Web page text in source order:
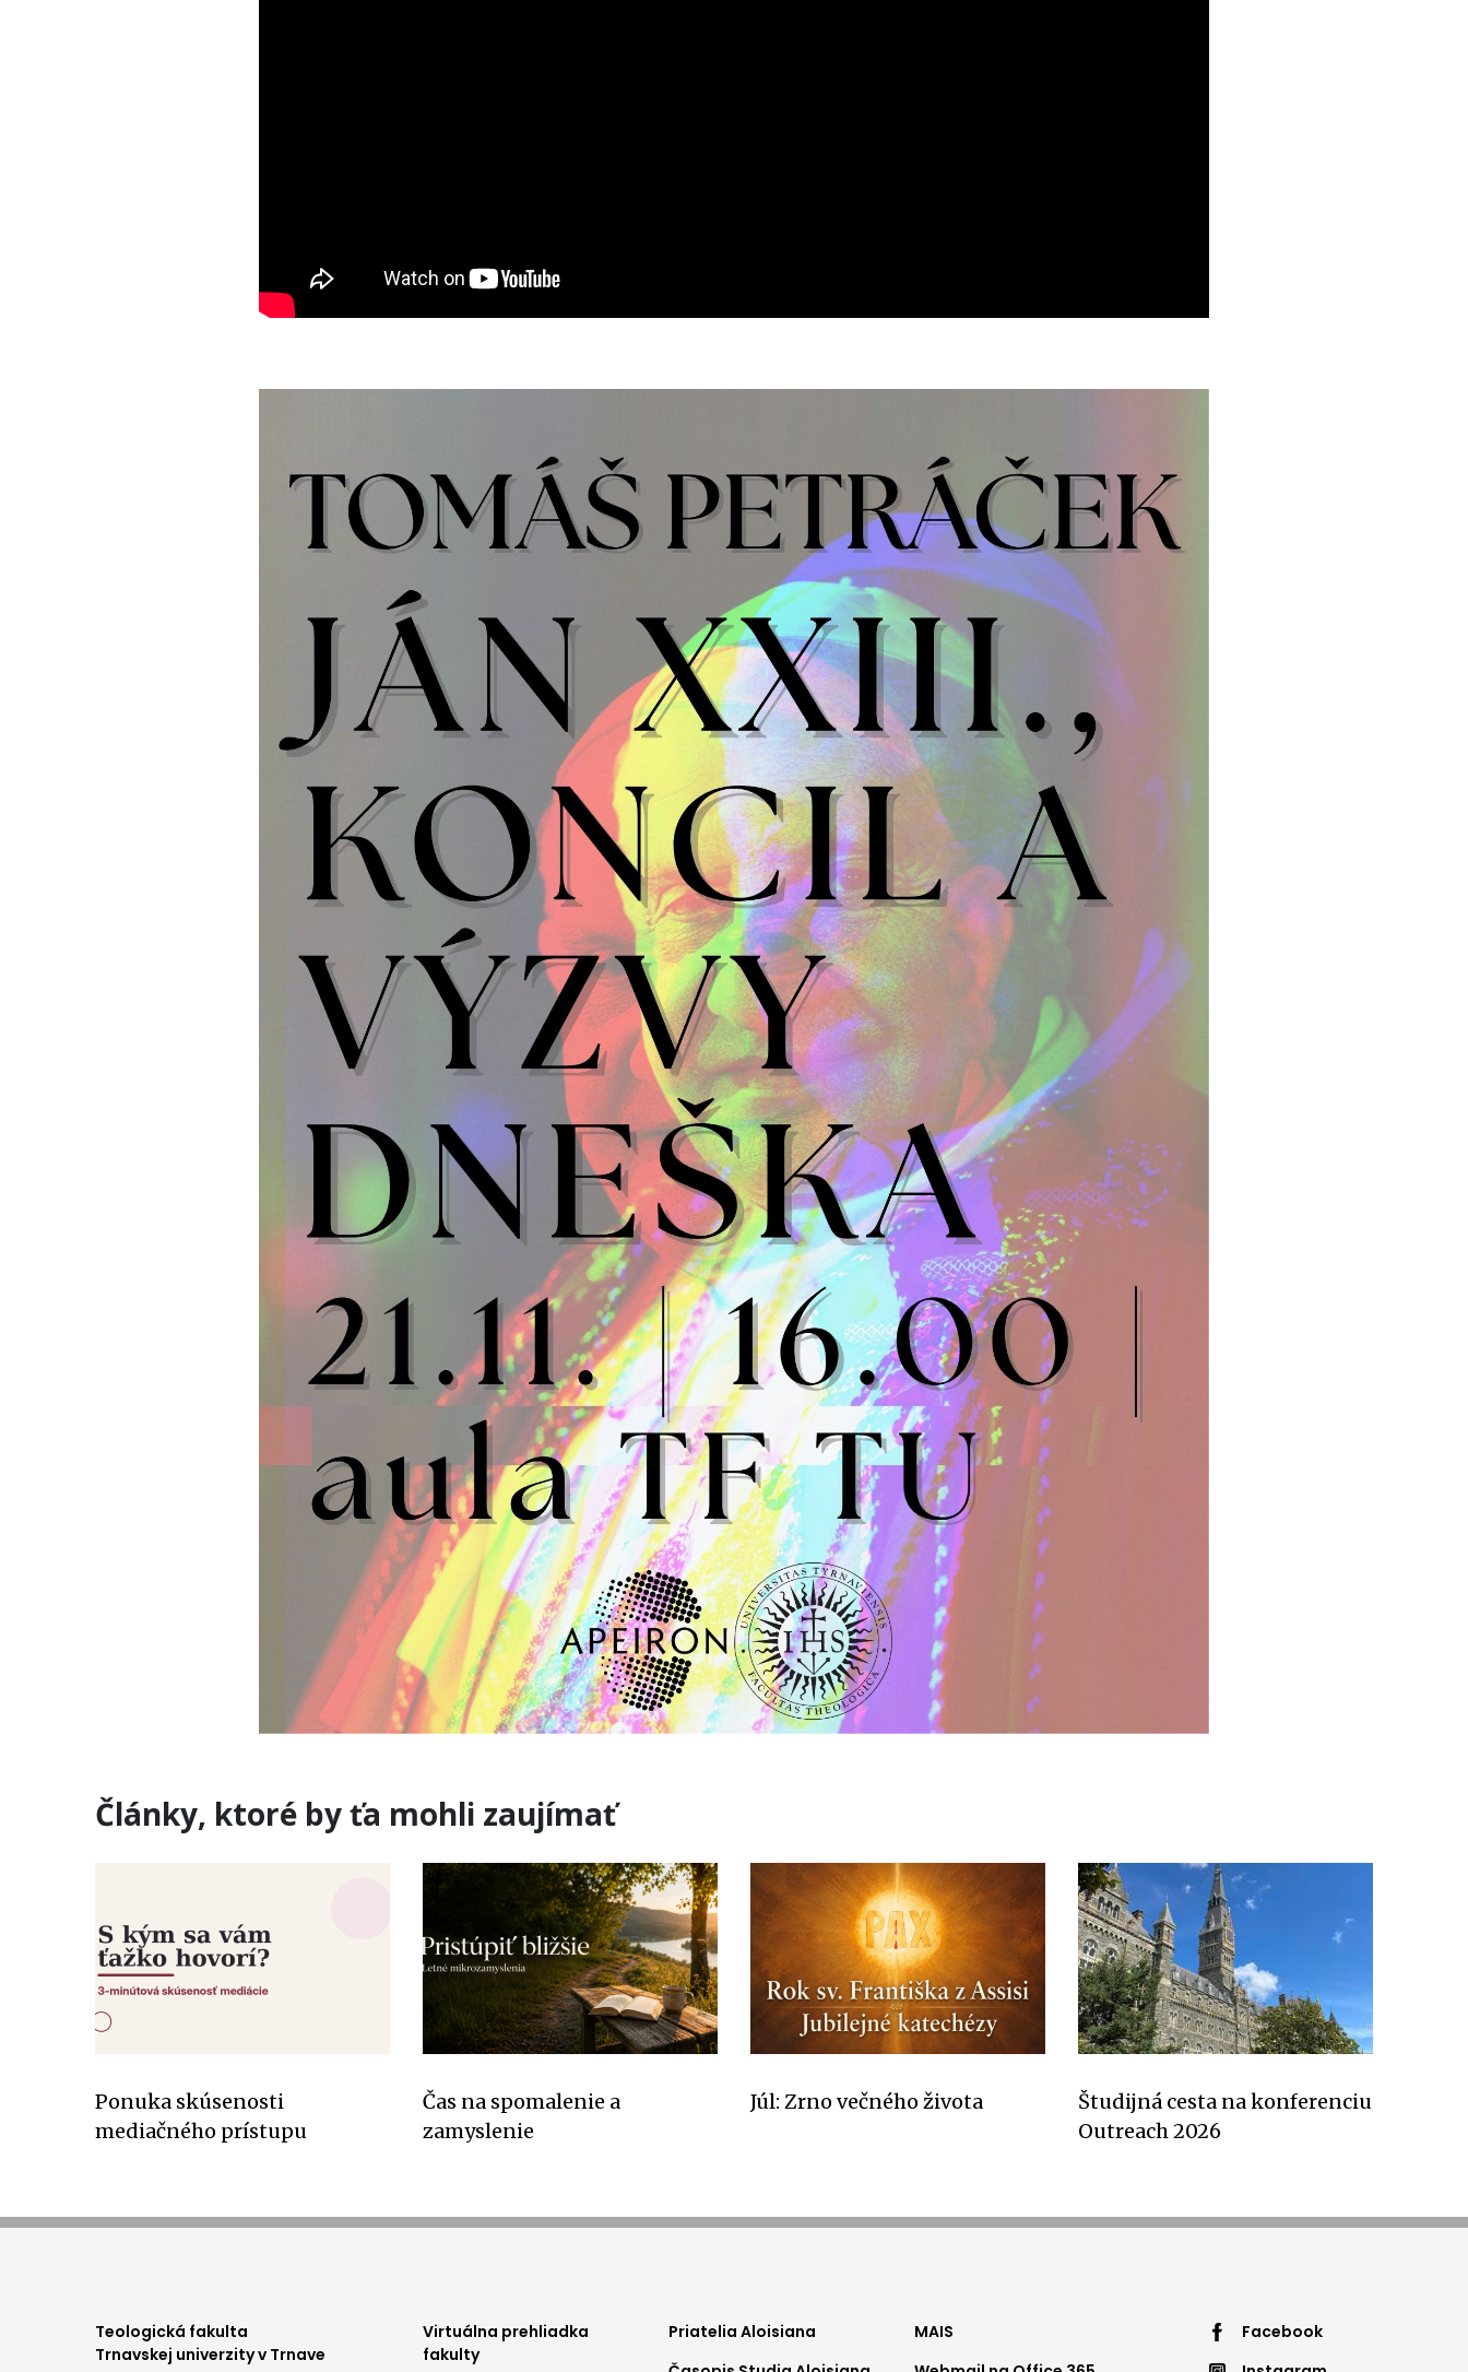
Články, ktoré by ťa mohli zaujímať
Ponuka skúsenosti
mediačného prístupu
Čas na spomalenie a
zamyslenie
Júl: Zrno večného života
Študijná cesta na konferenciu
Outreach 2026
Teologická fakulta
Trnavskej univerzity v Trnave
footer
Virtuálna prehliadka
fakulty
footer
Priatelia Aloisiana
footer
MAIS
footerFacebook